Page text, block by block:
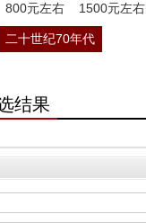
800元左右
1500元左右
二十世纪70年代
结果